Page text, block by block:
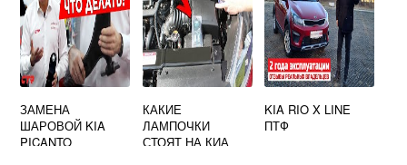
ЗАМЕНА
ШАРОВОЙ KIA
PICANTO
КАКИЕ
ЛАМПОЧКИ
СТОЯТ НА КИА
KIA RIO X LINE
ПТФ